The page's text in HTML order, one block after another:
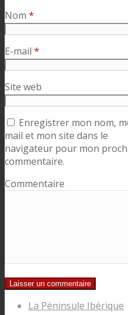
Nom *
E-mail *
Site web
Enregistrer mon nom,
mail et mon site dans le
navigateur pour mon
commentaire.
Commentaire
La Péninsule Ibérique